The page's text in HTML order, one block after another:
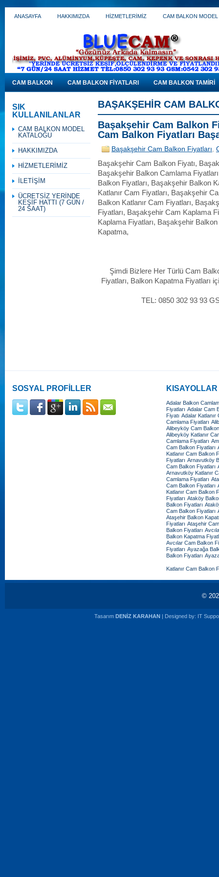
ANASAYFA HAKKIMIZDA HİZMETLERİMİZ CAM BALKON
CAM BALKON CAM BALKON FİYATLARI CAM BALKON TAMİRİ
BAŞAKŞEHIR CAM
Başakşehir Cam Balkon
Cam Balkon Fiyatları
Başakşehir Cam Balkon Fiyatları,
Başakşehir Cam Balkon Fiyatı,
Başakşehir Balkon Camlama
Balkon Fiyatları, Başakşehir Balkon
Katlanır Cam Fiyatları, Başakşehir
Balkon Katlanır Cam Fiyatları,
Fiyatları, Başakşehir Cam Kaplama
Kaplama Fiyatları, Başakşehir
Kapatma,
Şimdi Bizlere Her Türlü Cam
Fiyatları, Balkon Kapatma Fiyatları
TEL: 0850 302 93 93
SIK
KULLANILANLAR
CAM BALKON MODEL
KATALOĞU
HAKKIMIZDA
HİZMETLERİMİZ
İLETİŞİM
ÜCRETSİZ YERİNDE
KEŞİF HATTI (7 GÜN /
24 SAAT)
SOSYAL PROFİLLER KISAYOLLAR
Adalar Balkon
Fiyatları Adalar Cam
Fiyatı Adalar Katlanır
Camlama Fiyatları
Alibeyköy Cam
Alibeyköy Katlanır
Camlama Fiyatları
Cam Balkon Fiyatları
Katlanır Cam Balkon
Fiyatları Arnavutköy
Cam Balkon Fiyatları
Arnavutköy Katlanır
Camlama Fiyatları
Cam Balkon Fiyatları
Katlanır Cam Balkon
Fiyatları Ataköy
Balkon Fiyatları
Cam Balkon Fiyatları
Ataşehir Balkon
Fiyatları Ataşehir
Balkon Fiyatları
Balkon Kapatma
Avcılar Cam Balkon
Fiyatları Ayazağa
Balkon Fiyatları
Katlanır Cam Balkon
©
Tasarım DENİZ KARAHAN| Designed by: IT